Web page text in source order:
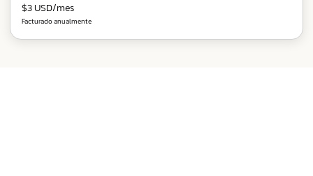
$3 USD/mes
Facturado anualmente